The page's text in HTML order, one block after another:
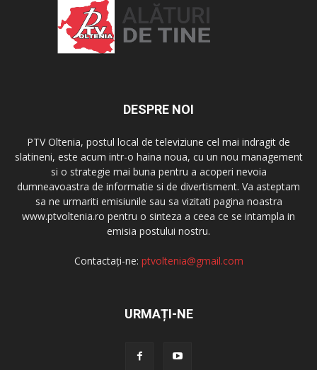
DESPRE NOI
PTV Oltenia, postul local de televiziune cel mai indragit de
slatineni, este acum intr-o haina noua, cu un nou management
si o strategie mai buna pentru a acoperi nevoia
dumneavoastra de informatie si de divertisment. Va asteptam
sa ne urmariti emisiunile sau sa vizitati pagina noastra
www.ptvoltenia.ro pentru o sinteza a ceea ce se intampla in
emisia postului nostru.
Contactați-ne: ptvoltenia@gmail.com
URMAȚI-NE